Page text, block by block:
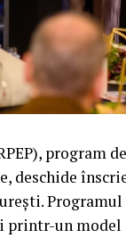
program
printr-un